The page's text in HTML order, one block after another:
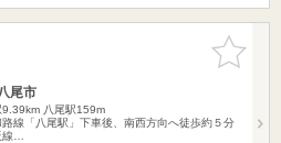
お気に入
りに追加
尾市
9.39km 八尾駅159m
路線「八尾駅」下車後、南西方向へ徒歩約５分
線…